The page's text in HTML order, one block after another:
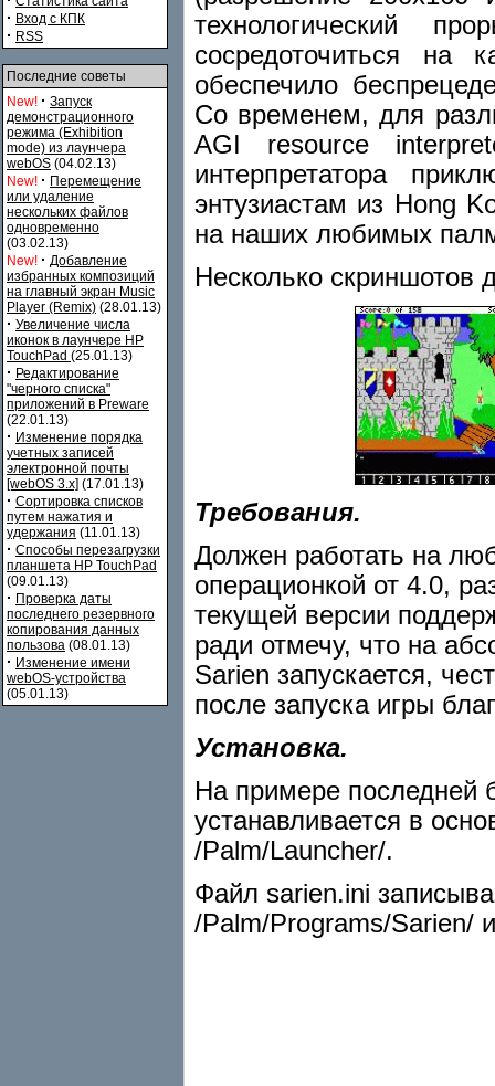
· Вход с КПК
· RSS
Последние советы
New! · Запуск
демонстрационного
режима (Exhibition
mode) из лаунчера
webOS (04.02.13)
New! · Перемещение
или удаление
нескольких файлов
одновременно
(03.02.13)
New! · Добавление
избранных композиций
на главный экран Music
Player (Remix) (28.01.13)
· Увеличение числа
иконок в лаунчере HP
TouchPad (25.01.13)
· Редактирование
"черного списка"
приложений в Preware
(22.01.13)
· Изменение порядка
учетных записей
электронной почты
[webOS 3.x] (17.01.13)
· Сортировка списков
путем нажатия и
удержания (11.01.13)
· Способы перезагрузки
планшета HP TouchPad
(09.01.13)
· Проверка даты
последнего резервного
копирования данных
пользова (08.01.13)
· Изменение имени
webOS-устройства
(05.01.13)
технологический
сосредоточиться на
обеспечило
Со временем, для
AGI resource
интерпретатора
энтузиастам из Hong
на наших любимых
Несколько скриншотов
Требования.
Должен работать на
операционкой от 4.0,
текущей версии
ради отмечу, что на
Sarien запускается,
после запуска игры
Установка.
На примере последней
устанавливается в
/Palm/Launcher/.
Файл sarien.ini
/Palm/Programs/Sarien/